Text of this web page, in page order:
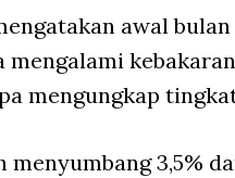
awal
mengalami
mengungkap
menyumbang 3,5%